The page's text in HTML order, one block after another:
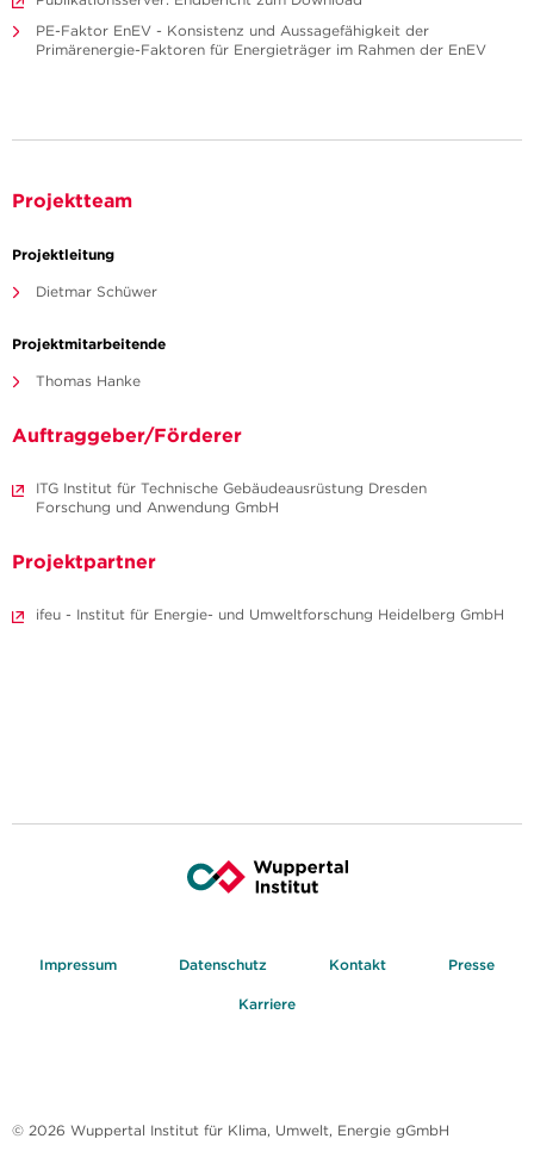
PE-Faktor EnEV - Konsistenz und Aussagefähigkeit der
Primärenergie-Faktoren für Energieträger im Rahmen der EnEV
Projektteam
Projektleitung
Dietmar Schüwer
Projektmitarbeitende
Thomas Hanke
Auftraggeber/Förderer
ITG Institut für Technische Gebäudeausrüstung Dresden
Forschung und Anwendung GmbH
Projektpartner
ifeu - Institut für Energie- und Umweltforschung Heidelberg GmbH
Impressum Datenschutz Kontakt Presse
Karriere
© 2026 Wuppertal Institut für Klima, Umwelt, Energie gGmbH